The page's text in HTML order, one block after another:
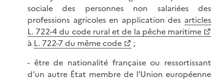
sociale des personnes non salariées des
professions agricoles en application des articles
L. 722-4 du code rural et de la pêche maritime
à L. 722-7 du même code
;
- être de nationalité française ou ressortissant
d'un autre État membre de l'Union européenne